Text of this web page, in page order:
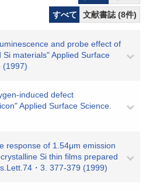
すべて
文献書誌 (8件)
and probe effect of
materials" Applied Surface
(1997)
induced defect
Applied Surface Science.
response of 1.54μm emission
Si thin films prepared
・3. 377-379 (1999)